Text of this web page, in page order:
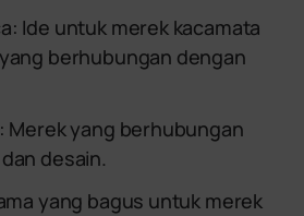
Ide untuk merek kacamata
berhubungan dengan
Merek yang berhubungan
desain.
yang bagus untuk merek